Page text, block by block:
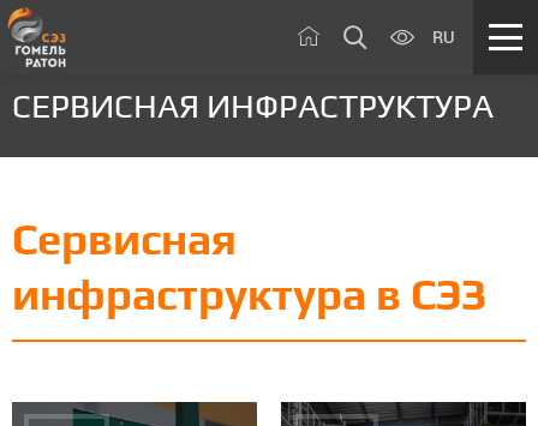
RU
СЕРВИСНАЯ ИНФРАСТРУКТУРА
Сервисная
инфраструктура в СЭЗ